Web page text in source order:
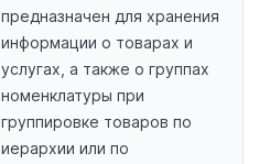
предназначен для хранения
информации о товарах и
услугах, а также о группах
номенклатуры при
группировке товаров по
иерархии или по